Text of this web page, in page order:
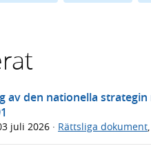
av den nationella
juli 2026 · Rättsliga dokument,